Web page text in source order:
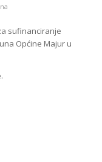
sufinanciranje
Općine Majur u